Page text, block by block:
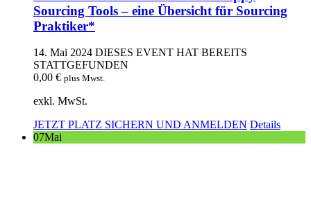
Sourcing Tools – eine Übersicht für Sourcing
Praktiker*
14. Mai 2024 DIESES EVENT HAT BEREITS
STATTGEFUNDEN
0,00 € plus Mwst.
exkl. MwSt.
JETZT PLATZ SICHERN UND ANMELDEN Details
07Mai